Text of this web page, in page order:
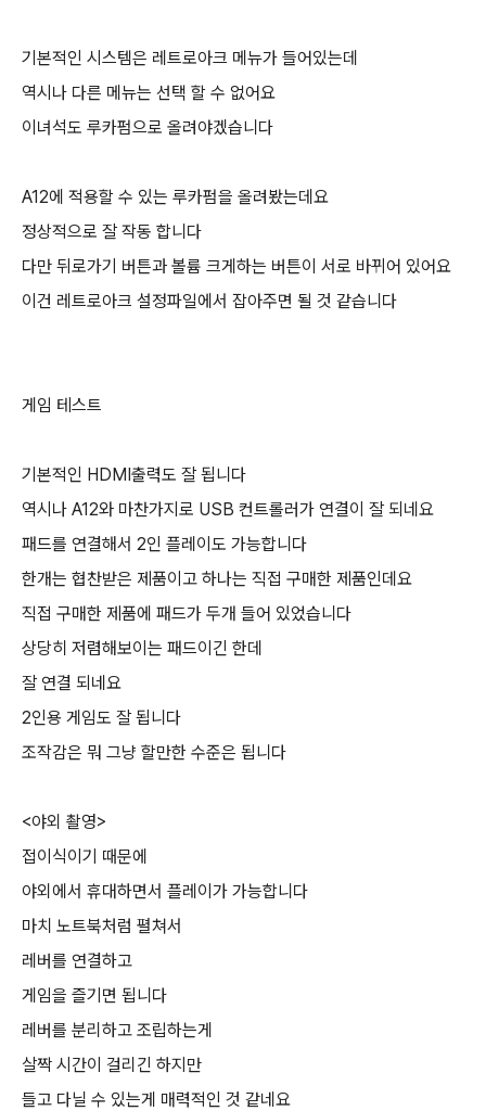
기본적인 시스템은 레트로아크 메뉴가 들어있는데
역시나 다른 메뉴는 선택 할 수 없어요
이녀석도 루카펌으로 올려야겠습니다
A12에 적용할 수 있는 루카펌을 올려봤는데요
정상적으로 잘 작동 합니다
다만 뒤로가기 버튼과 볼륨 크게하는 버튼이 서로 바뀌어 있어요
이건 레트로아크 설정파일에서 잡아주면 될 것 같습니다
게임 테스트
기본적인 HDMI출력도 잘 됩니다
역시나 A12와 마찬가지로 USB 컨트롤러가 연결이 잘 되네요
패드를 연결해서 2인 플레이도 가능합니다
한개는 협찬받은 제품이고 하나는 직접 구매한 제품인데요
직접 구매한 제품에 패드가 두개 들어 있었습니다
상당히 저렴해보이는 패드이긴 한데
잘 연결 되네요
2인용 게임도 잘 됩니다
조작감은 뭐 그냥 할만한 수준은 됩니다
<야외 촬영>
접이식이기 때문에
야외에서 휴대하면서 플레이가 가능합니다
마치 노트북처럼 펼쳐서
레버를 연결하고
게임을 즐기면 됩니다
레버를 분리하고 조립하는게
살짝 시간이 걸리긴 하지만
들고 다닐 수 있는게 매력적인 것 같네요